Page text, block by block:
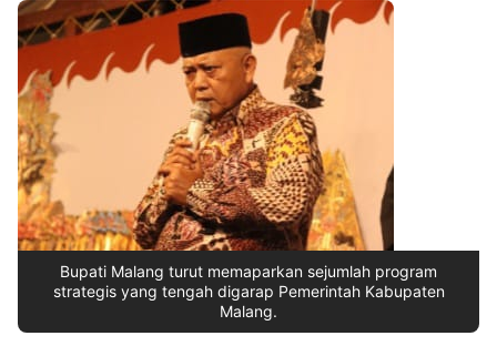
Partner
Insight
NTB
Suara
Time
Lens
IDN
Daily
Jogja
Jalan
Rakyat
Idealita
News
Kita
Notice
Dinamikapost.com
Radar
Baru
Seedbacklink
Follow
Kabarbaru
Bupati Malang turut memaparkan sejumlah program
strategis yang tengah digarap Pemerintah Kabupaten
Malang.